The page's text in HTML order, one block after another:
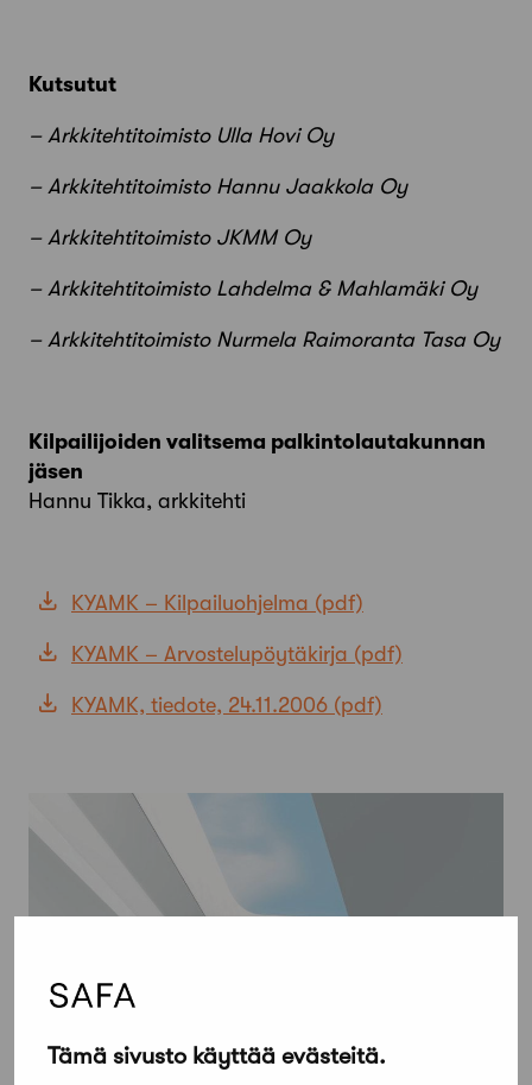
Tämä sivusto käyttää evästeitä.
Kutsutut
– Arkkitehtitoimisto Ulla Hovi Oy
– Arkkitehtitoimisto Hannu Jaakkola Oy
– Arkkitehtitoimisto JKMM Oy
– Arkkitehtitoimisto Lahdelma & Mahlamäki Oy
– Arkkitehtitoimisto Nurmela Raimoranta Tasa Oy
Kilpailijoiden valitsema palkintolautakunnan
jäsen
Hannu Tikka, arkkitehti
KYAMK – Kilpailuohjelma
KYAMK – Arvostelupöytäkirja
KYAMK, tiedote, 24.11.2006